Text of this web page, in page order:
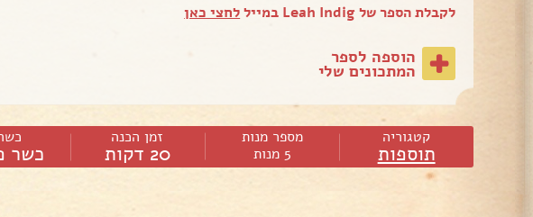
לקבלת הספר של Leah Indig במייל לחצי כאן
הוספה לספר
המתכונים שלי
קטגוריה
תוספות
מספר מנות
5 מנות
זמן הכנה
20 דקות כשר